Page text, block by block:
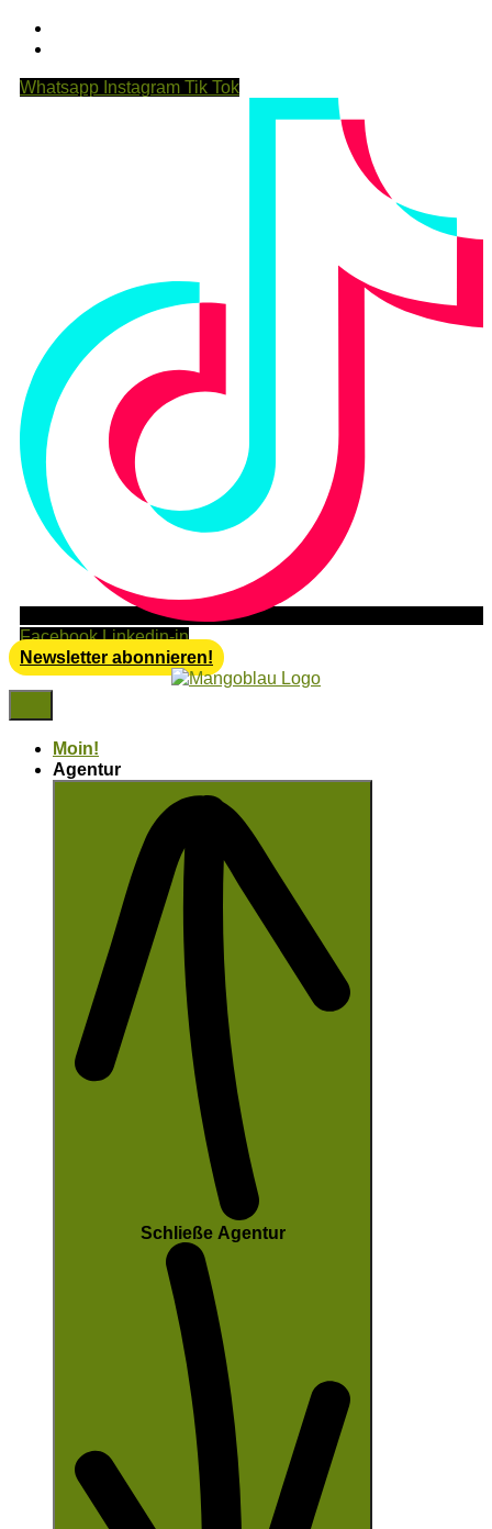
Whatsapp Instagram Tik Tok
Facebook Linkedin-in
Newsletter abonnieren!
Moin!
Agentur
Schließe Agentur